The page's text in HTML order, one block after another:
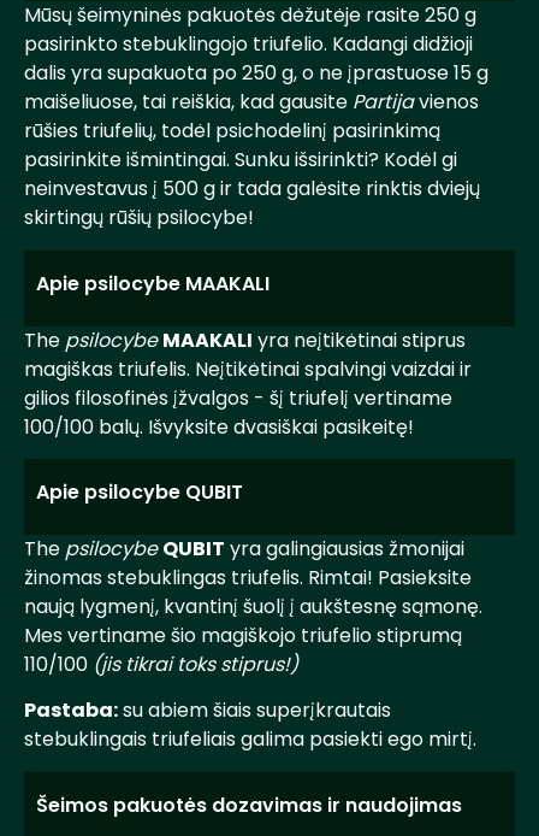
Mūsų šeimyninės pakuotės dėžutėje rasite 250 g
pasirinkto stebuklingojo triufelio. Kadangi didžioji
dalis yra supakuota po 250 g, o ne įprastuose 15 g
maišeliuose, tai reiškia, kad gausite Partijavienos
rūšies triufelių, todėl psichodelinį pasirinkimą
pasirinkite išmintingai. Sunku išsirinkti? Kodėl gi
neinvestavus į 500 g ir tada galėsite rinktis dviejų
skirtingų rūšių psilocybe!
Apie psilocybe MAAKALI
The psilocybeMAAKALI yra neįtikėtinai stiprus
magiškas triufelis. Neįtikėtinai spalvingi vaizdai ir
gilios filosofinės įžvalgos - šį triufelį vertiname
100/100 balų. Išvyksite dvasiškai pasikeitę!
Apie psilocybe QUBIT
The psilocybeQUBIT yra galingiausias žmonijai
žinomas stebuklingas triufelis. Rimtai! Pasieksite
naują lygmenį, kvantinį šuolį į aukštesnę sąmonę.
Mes vertiname šio magiškojo triufelio stiprumą
110/100 (jis tikrai toks stiprus!)
Pastaba:su abiem šiais superįkrautais
stebuklingais triufeliais galima pasiekti ego mirtį.
Šeimos pakuotės dozavimas ir naudojimas